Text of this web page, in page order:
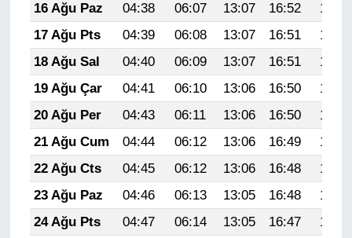
16 Ağu Paz
04:38 06:07 13:07 16:52
19:57
17 Ağu Pts
04:39 06:08 13:07 16:51
19:56
18 Ağu Sal
04:40 06:09 13:07 16:51
19:54
19 Ağu Çar
04:41 06:10 13:06 16:50
19:53
20 Ağu Per
04:43 06:11 13:06 16:50
19:52
21 Ağu Cum
04:44 06:12 13:06 16:49
19:50
22 Ağu Cts
04:45 06:12 13:06 16:48
19:49
23 Ağu Paz
04:46 06:13 13:05 16:48
19:48
24 Ağu Pts
04:47 06:14 13:05 16:47
19:46